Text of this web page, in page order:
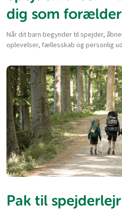
dig som forælder
Når dit barn begynder til spejder,
oplevelser, fællesskab og personlig
Pak til spejderlejr